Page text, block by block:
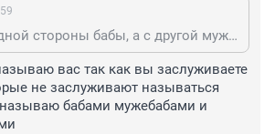
А почему с одной стороны бабы, а с другой мужчины? Подобное к подобному. Ищут себе мужика твои бабы, а ты не мужик😃
вас так как вы заслуживаете
не заслуживают называться
бабами мужебабами и